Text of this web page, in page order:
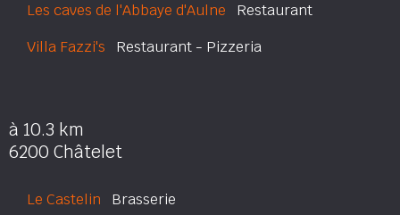
Les caves de l'Abbaye d'Aulne Restaurant
Villa Fazzi's Restaurant - Pizzeria
à 10.3 km
6200 Châtelet
Le Castelin Brasserie